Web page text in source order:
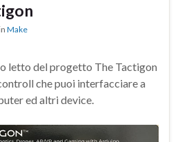
in Make
letto del progetto The Tactigon
che puoi interfacciare a
ed altri device.